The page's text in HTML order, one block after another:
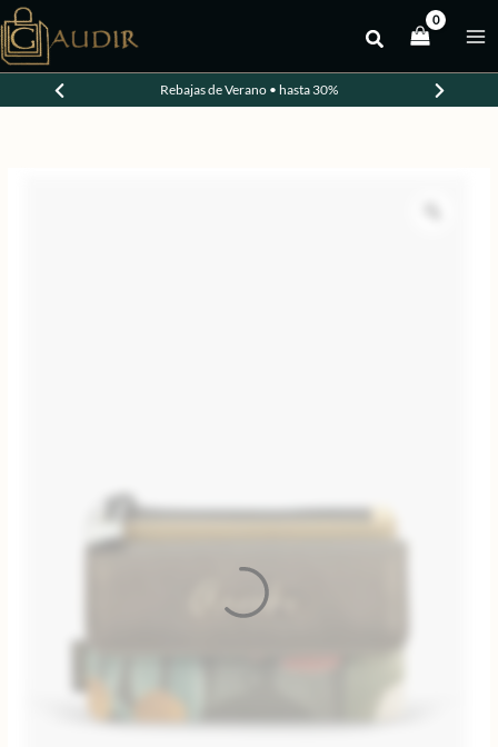
al
contenido
Rebajas de Verano • hasta 30%
-20%